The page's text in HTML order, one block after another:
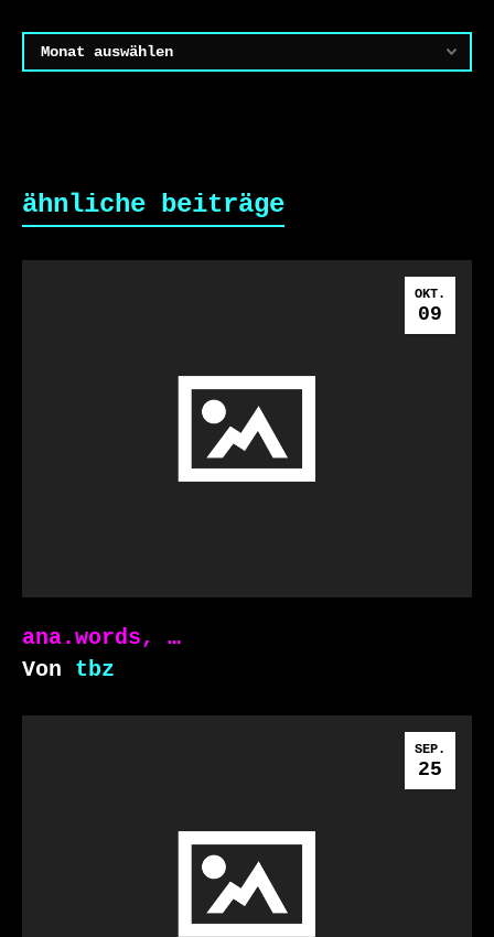
Archiv
ähnliche beiträge
OKT.
09
ana.words, …
Von tbz
SEP.
25